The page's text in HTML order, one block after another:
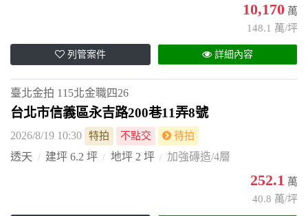
10,170 萬
148.1 萬/坪
列管案件 詳細內容
臺北金拍 115北金職四26
台北市信義區永吉路200巷11弄8號
2026/8/19 10:30 特拍 不點交 待拍
透天 建坪 6.2 坪 地坪 2 坪 加強磚造/4層
252.1 萬
40.8 萬/坪